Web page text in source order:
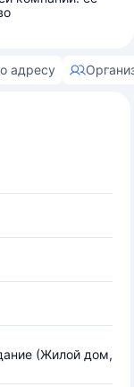
адресу
(Жилой дом,